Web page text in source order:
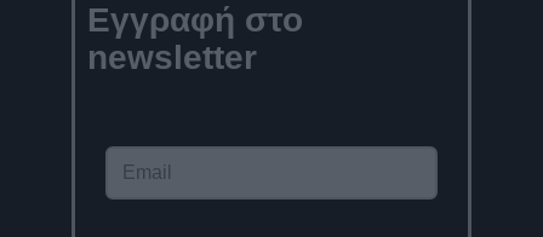
Εγγραφή στο
newsletter